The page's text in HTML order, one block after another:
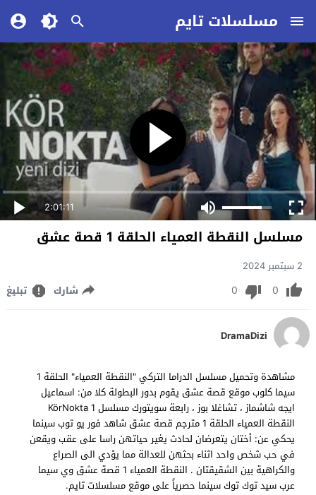
مسلسلات تايم
2:01:11
مسلسل النقطة العمياء الحلقة 1 قصة عشق
2 سبتمبر 2024
0
0 شارك تبليغ
DramaDizi
مشاهدة وتحميل مسلسل الدراما التركي "النقطة العمياء" الحلقة 1
سيما كلوب موقع قصة عشق يقوم بدور البطولة كلا من: اسماعيل
ايجه شاشماز ، تشاغلا بوز ، رابعة سويتورك مسلسل KörNokta 1
النقطة العمياء الحلقة 1 مترجم قصة عشق شاهد فور يو توب سينما
يحكي عن: أختان يتعرضان لحادث يغير حياتهن راسا على عقب ويقعن
في حب شخص واحد اثناء بحثهن للعدالة مما يؤدي الى الصراع
والكراهية بين الشقيقتان . النقطة العمياء 1 قصة عشق وي سيما
عرب سيد توك توك سينما حصرياً على موقع مسلسلات تايم.